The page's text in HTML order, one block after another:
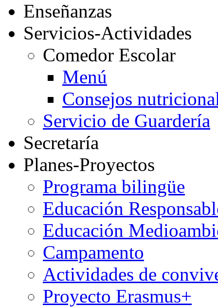
Enseñanzas
Servicios-Actividades
Comedor Escolar
Menú
Consejos
Servicio de Guardería
Secretaría
Planes-Proyectos
Programa bilingüe
Educación
Educación
Campamento
Actividades de
Proyecto Erasmus+